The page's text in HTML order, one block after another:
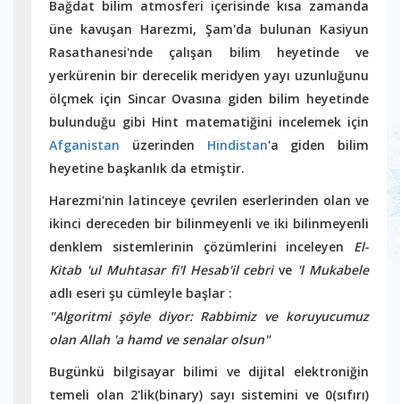
Bağdat bilim atmosferi içerisinde kısa zamanda
üne kavuşan Harezmi, Şam'da bulunan Kasiyun
Rasathanesi'nde çalışan bilim heyetinde ve
yerkürenin bir derecelik meridyen yayı uzunluğunu
ölçmek için Sincar Ovasına giden bilim heyetinde
bulunduğu gibi Hint matematiğini incelemek için
Afganistan üzerinden Hindistan'a giden bilim
heyetine başkanlık da etmiştir.
Harezmi'nin latinceye çevrilen eserlerinden olan ve
ikinci dereceden bir bilinmeyenli ve iki bilinmeyenli
denklem sistemlerinin çözümlerini inceleyen El-
Kitab 'ul Muhtasar fi'l Hesab'il cebrive 'l Mukabele
adlı eseri şu cümleyle başlar :
"Algoritmi şöyle diyor: Rabbimiz ve koruyucumuz
olan Allah 'a hamd ve senalar olsun"
Bugünkü bilgisayar bilimi ve dijital elektroniğin
temeli olan 2'lik(binary) sayı sistemini ve 0(sıfırı)